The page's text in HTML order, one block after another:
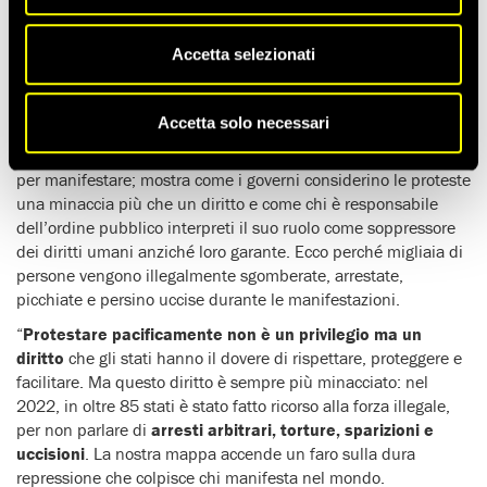
Accetta selezionati
Accetta solo necessari
(in continuo aggiornamento) per documentare quanto gli stati
del mondo stiano ricorrendo sempre più all’
, la mappa interattiva descrive le numerose violazioni
dei diritti umani subite dalle persone che scendono in strada
per manifestare; mostra come i governi considerino le proteste
una minaccia più che un diritto e come chi è responsabile
dell’ordine pubblico interpreti il suo ruolo come soppressore
dei diritti umani anziché loro garante. Ecco perché migliaia di
persone vengono illegalmente sgomberate, arrestate,
picchiate e persino uccise durante le manifestazioni.
“Protestare pacificamente non è un privilegio ma un
diritto che gli stati hanno il dovere di rispettare, proteggere e
facilitare. Ma questo diritto è sempre più minacciato: nel
2022, in oltre 85 stati è stato fatto ricorso alla forza illegale,
per non parlare di arresti arbitrari, torture, sparizioni e
uccisioni . La nostra mappa accende un faro sulla dura
repressione che colpisce chi manifesta nel mondo.